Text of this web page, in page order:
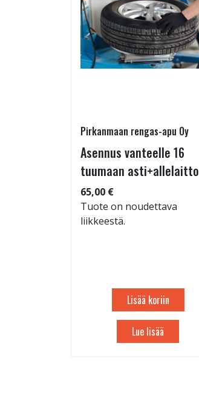
Pirkanmaan rengas-apu Oy
Asennus vanteelle 16
tuumaan asti+allelaitto
65,00 €
Tuote on noudettava
liikkeestä.
Lisää koriin
Lue lisää